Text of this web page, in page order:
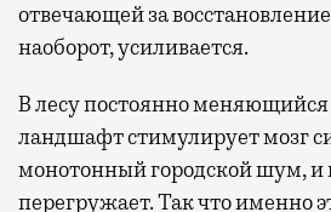
отвечающей за
наоборот, усиливается.
В лесу постоянно
ландшафт стимулирует мозг
монотонный городской шум, и
перегружает. Так что именно